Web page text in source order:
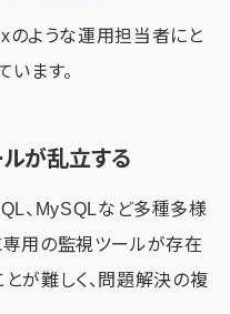
のような運用担当者にと
います。
が乱立する
、MySQLなど多種多様
専用の監視ツールが存在
が難しく、問題解決の複